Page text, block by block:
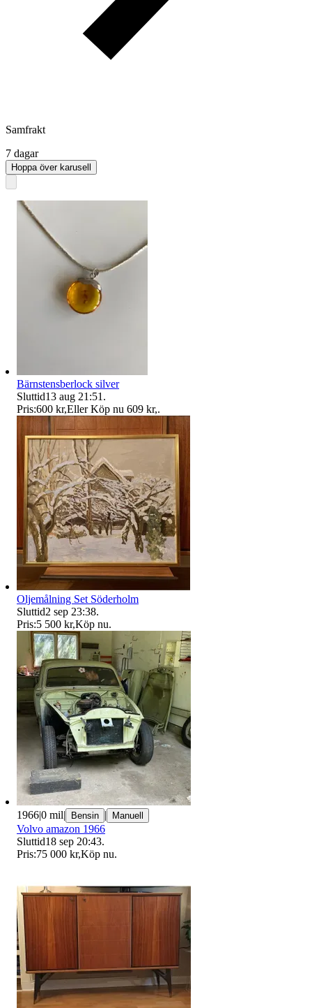
Samfrakt
7 dagar
Hoppa över karusell
Bärnstensberlock silver
Sluttid13 aug 21:51 .
Pris:600 kr,Eller Köp nu 609 kr,.
Oljemålning Set Söderholm
Sluttid2 sep 23:38.
Pris:5 500 kr,Köp nu.
1966|0 mil| Bensin | Manuell
Volvo amazon 1966
Sluttid18 sep 20:43.
Pris:75 000 kr,Köp nu.